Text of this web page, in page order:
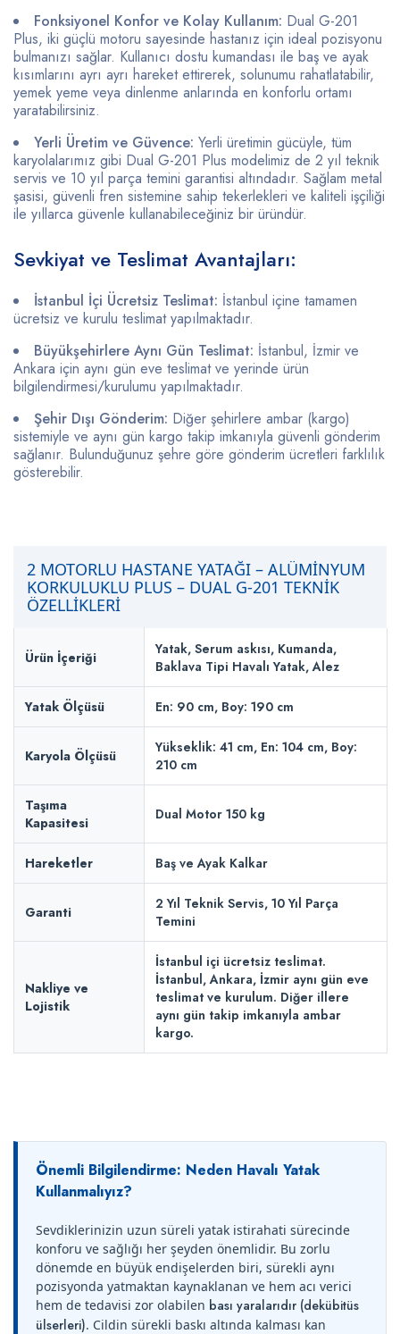
Fonksiyonel Konfor ve Kolay Kullanım: Dual G-201
Plus, iki güçlü motoru sayesinde hastanız için ideal pozisyonu
bulmanızı sağlar. Kullanıcı dostu kumandası ile baş ve ayak
kısımlarını ayrı ayrı hareket ettirerek, solunumu rahatlatabilir,
yemek yeme veya dinlenme anlarında en konforlu ortamı
yaratabilirsiniz.
Yerli Üretim ve Güvence: Yerli üretimin gücüyle, tüm
karyolalarımız gibi Dual G-201 Plus modelimiz de 2 yıl teknik
servis ve 10 yıl parça temini garantisi altındadır. Sağlam metal
şasisi, güvenli fren sistemine sahip tekerlekleri ve kaliteli işçiliği
ile yıllarca güvenle kullanabileceğiniz bir üründür.
Sevkiyat ve Teslimat Avantajları:
İstanbul İçi Ücretsiz Teslimat: İstanbul içine tamamen
ücretsiz ve kurulu teslimat yapılmaktadır.
Büyükşehirlere Aynı Gün Teslimat: İstanbul, İzmir ve
Ankara için aynı gün eve teslimat ve yerinde ürün
bilgilendirmesi/kurulumu yapılmaktadır.
Şehir Dışı Gönderim: Diğer şehirlere ambar (kargo)
sistemiyle ve aynı gün kargo takip imkanıyla güvenli gönderim
sağlanır. Bulunduğunuz şehre göre gönderim ücretleri farklılık
gösterebilir.
2 MOTORLU HASTANE YATAĞI – ALÜMİNYUM
KORKULUKLU PLUS – DUAL G-201 TEKNİK
ÖZELLİKLERİ
Ürün İçeriği
Yatak, Serum askısı, Kumanda,
Baklava Tipi Havalı Yatak, Alez
Yatak Ölçüsü En: 90 cm, Boy: 190 cm
Karyola Ölçüsü
Yükseklik: 41 cm, En: 104 cm, Boy:
210 cm
Taşıma
Kapasitesi
Dual Motor 150 kg
Hareketler Baş ve Ayak Kalkar
Garanti
2 Yıl Teknik Servis, 10 Yıl Parça
Temini
Nakliye ve
Lojistik
İstanbul içi ücretsiz teslimat.
İstanbul, Ankara, İzmir aynı gün eve
teslimat ve kurulum. Diğer illere
aynı gün takip imkanıyla ambar
kargo.
Önemli Bilgilendirme: Neden Havalı Yatak
Kullanmalıyız?
Sevdiklerinizin uzun süreli yatak istirahati sürecinde
konforu ve sağlığı her şeyden önemlidir. Bu zorlu
dönemde en büyük endişelerden biri, sürekli aynı
pozisyonda yatmaktan kaynaklanan ve hem acı verici
hem de tedavisi zor olabilen bası yaralarıdır (dekübitüs
ülserleri). Cildin sürekli baskı altında kalması kan